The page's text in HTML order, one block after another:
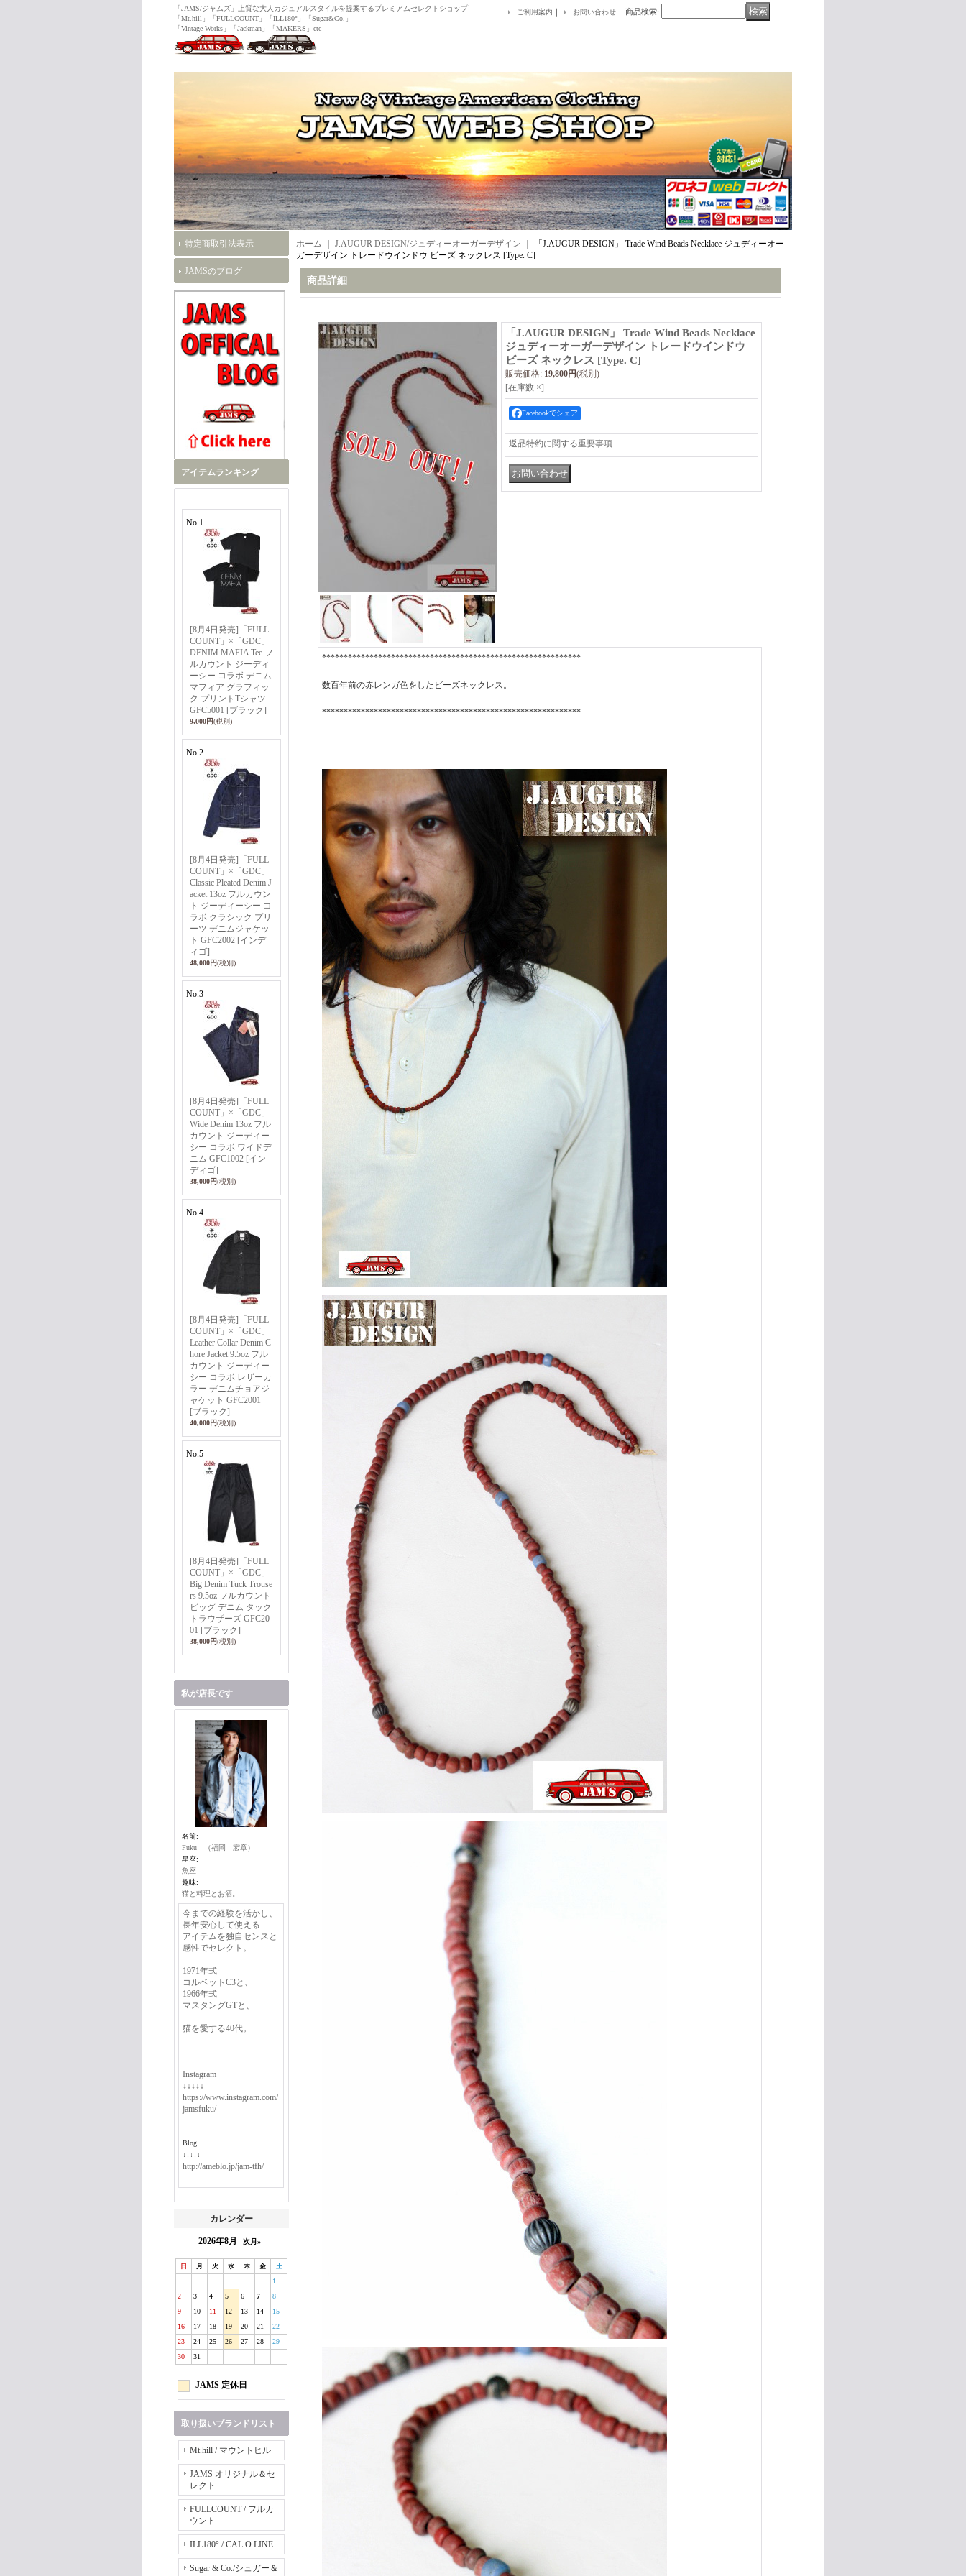
「JAMS/ジャムズ」上質な大人カジュアルスタイルを提案するプレミアムセレクトショップ
「Mt.hill」「FULLCOUNT」「ILL180°」「Sugar&Co.」
「Vintage Works」「Jackman」「MAKERS」etc
ご利用案内 ｜ お問い合わせ 商品検索:
特定商取引法表示
JAMSのブログ
アイテムランキング
No.1
[8月4日発売]「FULL
COUNT」×「GDC」
DENIM MAFIA Tee フ
ルカウント ジーディ
ーシー コラボ デニム
マフィア グラフィッ
ク プリントTシャツ
GFC5001 [ブラック]
9,000円(税別)
No.2
[8月4日発売]「FULL
COUNT」×「GDC」
Classic Pleated Denim J
acket 13oz フルカウン
ト ジーディーシー コ
ラボ クラシック プリ
ーツ デニムジャケッ
ト GFC2002 [インデ
ィゴ]
48,000円(税別)
No.3
[8月4日発売]「FULL
COUNT」×「GDC」
Wide Denim 13oz フル
カウント ジーディー
シー コラボ ワイドデ
ニム GFC1002 [イン
ディゴ]
38,000円(税別)
No.4
[8月4日発売]「FULL
COUNT」×「GDC」
Leather Collar Denim C
hore Jacket 9.5oz フル
カウント ジーディー
シー コラボ レザーカ
ラー デニムチョアジ
ャケット GFC2001
[ブラック]
40,000円(税別)
No.5
[8月4日発売]「FULL
COUNT」×「GDC」
Big Denim Tuck Trouse
rs 9.5oz フルカウント
ビッグ デニム タック
トラウザーズ GFC20
01 [ブラック]
38,000円(税別)
私が店長です
名前:
Fuku （福岡 宏章）
星座:
魚座
趣味:
猫と料理とお酒。
今までの経験を活かし、
長年安心して使える
アイテムを独自センスと
感性でセレクト。
1971年式
コルベットC3と、
1966年式
マスタングGTと、
猫を愛する40代。
Instagram
↓↓↓↓↓
https://www.instagram.com/
jamsfuku/
Blog
↓↓↓↓↓
http://ameblo.jp/jam-tfh/
カレンダー
2026年8月 次月»
日 月 火 水 木 金 土
1
2
3 4 5 6 7
8
9
10 11 12 13 14
15
16
17 18 19 20 21
22
23
24 25 26 27 28
29
30
31
JAMS 定休日
取り扱いブランドリスト
Mt.hill / マウントヒル
JAMS オリジナル＆セ
レクト
FULLCOUNT / フルカ
ウント
ILL180° / CAL O LINE
Sugar & Co./シュガー＆
ホーム J.AUGUR DESIGN/ジュディーオーガーデザイン
「J.AUGUR DESIGN」 Trade Wind Beads Necklace ジュディーオー
ガーデザイン トレードウインドウ ビーズ ネックレス [Type. C]
商品詳細
「J.AUGUR DESIGN」 Trade Wind Beads Necklace
ジュディーオーガーデザイン トレードウインドウ
ビーズ ネックレス [Type. C]
販売価格: 19,800円(税別)
[在庫数 ×]
Facebookでシェア
返品特約に関する重要事項
************************************************************
数百年前の赤レンガ色をしたビーズネックレス。
************************************************************